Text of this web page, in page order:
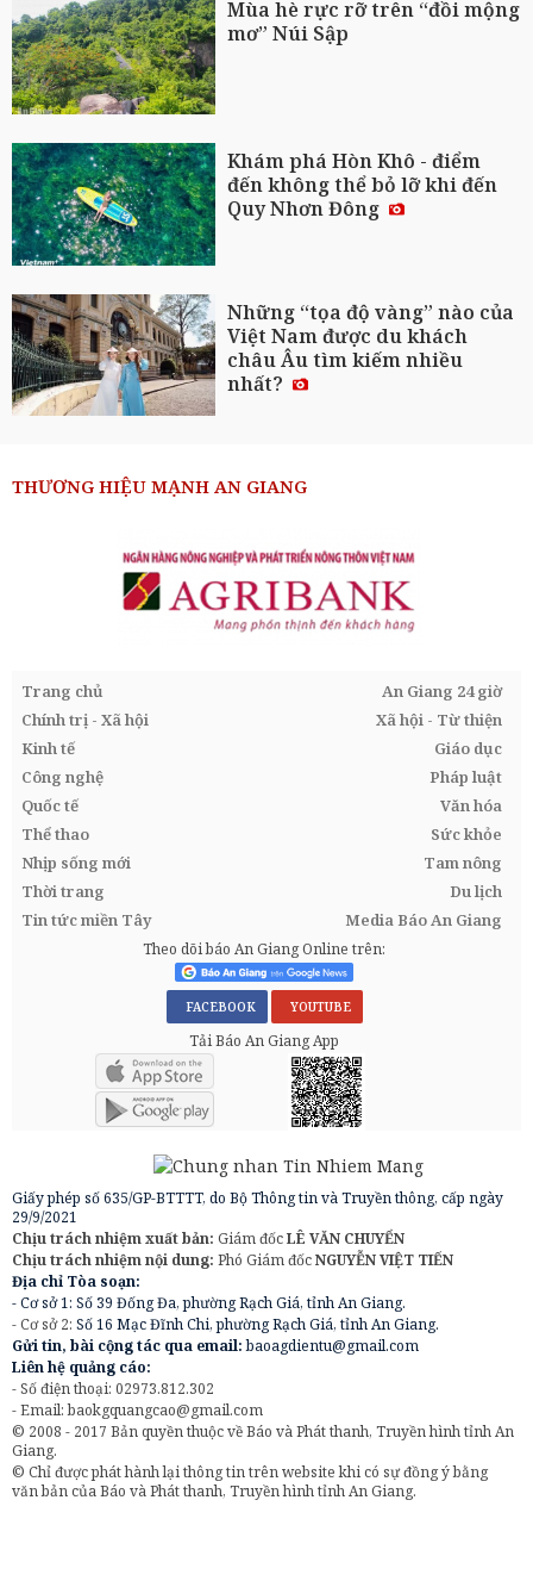
Mùa hè rực rỡ trên “đồi mộng
mơ” Núi Sập
Khám phá Hòn Khô - điểm
đến không thể bỏ lỡ khi đến
Quy Nhơn Đông
Những “tọa độ vàng” nào của
Việt Nam được du khách
châu Âu tìm kiếm nhiều
nhất?
THƯƠNG HIỆU MẠNH AN GIANG
Trang chủ
An Giang 24 giờ
Chính trị - Xã hội
Xã hội - Từ thiện
Kinh tế
Giáo dục
Công nghệ
Pháp luật
Quốc tế
Văn hóa
Thể thao
Sức khỏe
Nhịp sống mới
Tam nông
Thời trang
Du lịch
Tin tức miền Tây
Media Báo An Giang
Theo dõi báo An Giang Online trên:
FACEBOOK YOUTUBE
Tải Báo An Giang App
Giấy phép số 635/GP-BTTTT, do Bộ Thông tin và Truyền thông, cấp ngày
29/9/2021
Chịu trách nhiệm xuất bản: Giám đốcLÊ VĂN CHUYỂN
Chịu trách nhiệm nội dung: Phó Giám đốcNGUYỄN VIỆT TIẾN
Địa chỉ Tòa soạn:
- Cơ sở 1: Số 39 Đống Đa, phường Rạch Giá, tỉnh An Giang.
- Cơ sở 2: Số 16 Mạc Đĩnh Chi, phường Rạch Giá, tỉnh An Giang.
Gửi tin, bài cộng tác qua email:baoagdientu@gmail.com
Liên hệ quảng cáo:
- Số điện thoại: 02973.812.302
- Email:baokgquangcao@gmail.com
© 2008 - 2017 Bản quyền thuộc về Báo và Phát thanh, Truyền hình tỉnh An
Giang.
© Chỉ được phát hành lại thông tin trên website khi có sự đồng ý bằng
văn bản của Báo và Phát thanh, Truyền hình tỉnh An Giang.